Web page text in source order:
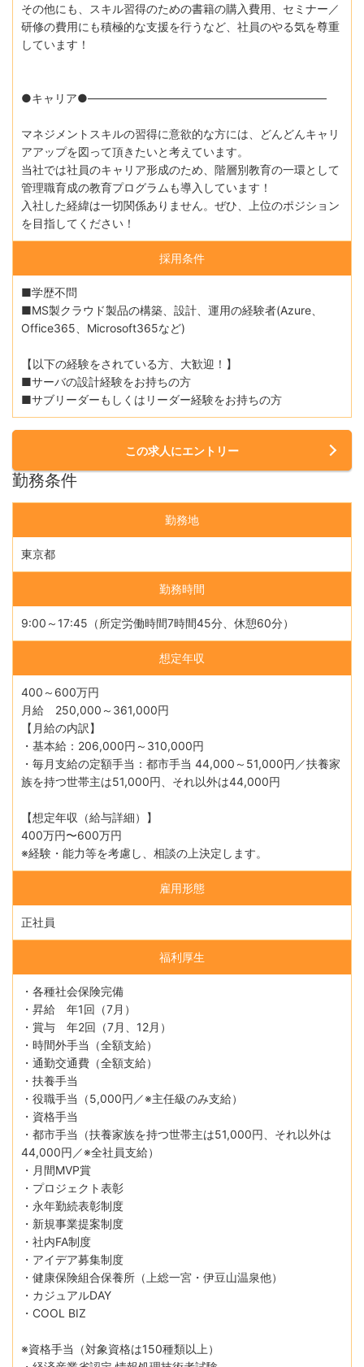
その他にも、スキル習得のための書籍の購入費用、セミナー／
研修の費用にも積極的な支援を行うなど、社員のやる気を尊重
しています！
●キャリア●―――――――――――――――――――――
マネジメントスキルの習得に意欲的な方には、どんどんキャリ
アアップを図って頂きたいと考えています。
当社では社員のキャリア形成のため、階層別教育の一環として
管理職育成の教育プログラムも導入しています！
入社した経緯は一切関係ありません。ぜひ、上位のポジション
を目指してください！
採用条件
■学歴不問
■MS製クラウド製品の構築、設計、運用の経験者(Azure、
Office365、Microsoft365など)
【以下の経験をされている方、大歓迎！】
■サーバの設計経験をお持ちの方
■サブリーダーもしくはリーダー経験をお持ちの方
この求人にエントリー
勤務条件
勤務地
東京都
勤務時間
9:00～17:45（所定労働時間7時間45分、休憩60分）
想定年収
400～600万円
月給 250,000～361,000円
【月給の内訳】
・基本給：206,000円～310,000円
・毎月支給の定額手当：都市手当 44,000～51,000円／扶養家
族を持つ世帯主は51,000円、それ以外は44,000円
【想定年収（給与詳細）】
400万円〜600万円
※経験・能力等を考慮し、相談の上決定します。
雇用形態
正社員
福利厚生
・各種社会保険完備
・昇給 年1回（7月）
・賞与 年2回（7月、12月）
・時間外手当（全額支給）
・通勤交通費（全額支給）
・扶養手当
・役職手当（5,000円／※主任級のみ支給）
・資格手当
・都市手当（扶養家族を持つ世帯主は51,000円、それ以外は
44,000円／※全社員支給）
・月間MVP賞
・プロジェクト表彰
・永年勤続表彰制度
・新規事業提案制度
・社内FA制度
・アイデア募集制度
・健康保険組合保養所（上総一宮・伊豆山温泉他）
・カジュアルDAY
・COOL BIZ
※資格手当（対象資格は150種類以上）